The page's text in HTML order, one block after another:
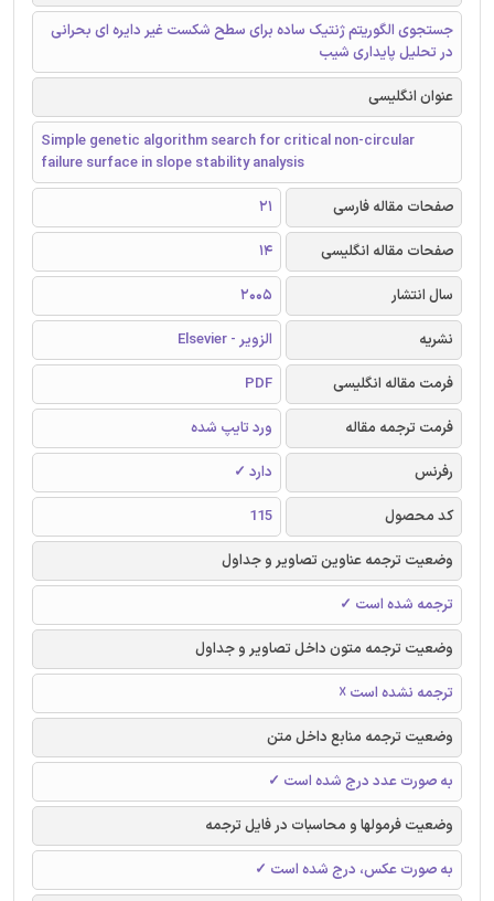
جستجوی الگوریتم ژنتیک ساده برای سطح شکست غیر دایره ای بحرانی
در تحلیل پایداری شیب
عنوان انگلیسی
Simple genetic algorithm search for critical non-circular
failure surface in slope stability analysis
صفحات مقاله فارسی
21
صفحات مقاله انگلیسی
14
سال انتشار
2005
نشریه
الزویر - Elsevier
فرمت مقاله انگلیسی
PDF
فرمت ترجمه مقاله
ورد تایپ شده
رفرنس
دارد ✓
کد محصول
115
وضعیت ترجمه عناوین تصاویر و جداول
ترجمه شده است ✓
وضعیت ترجمه متون داخل تصاویر و جداول
ترجمه نشده است ☓
وضعیت ترجمه منابع داخل متن
به صورت عدد درج شده است ✓
وضعیت فرمولها و محاسبات در فایل ترجمه
به صورت عکس، درج شده است ✓